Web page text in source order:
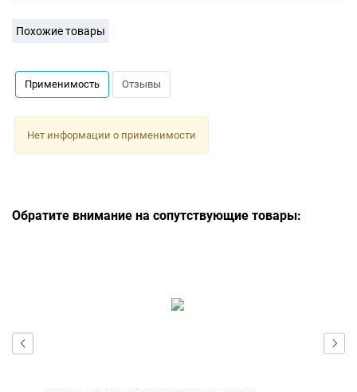
Похожие товары
Применимость Отзывы
Нет информации о применимости
Обратите внимание на сопутствующие товары: